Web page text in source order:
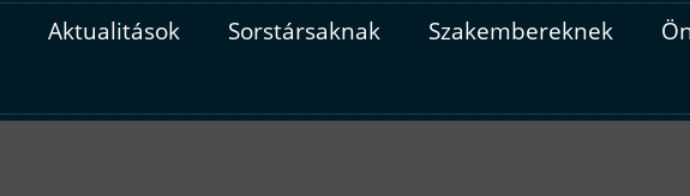
Aktualitások Sorstársaknak Szakembereknek